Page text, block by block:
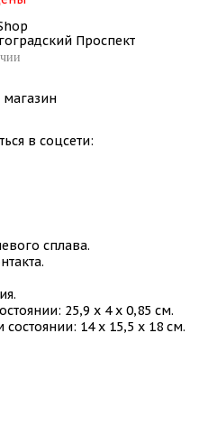
Проспект
магазин
в соцсети:
сплава.
25,9 х 4 х 0,85 см.
14 х 15,5 х 18 см.